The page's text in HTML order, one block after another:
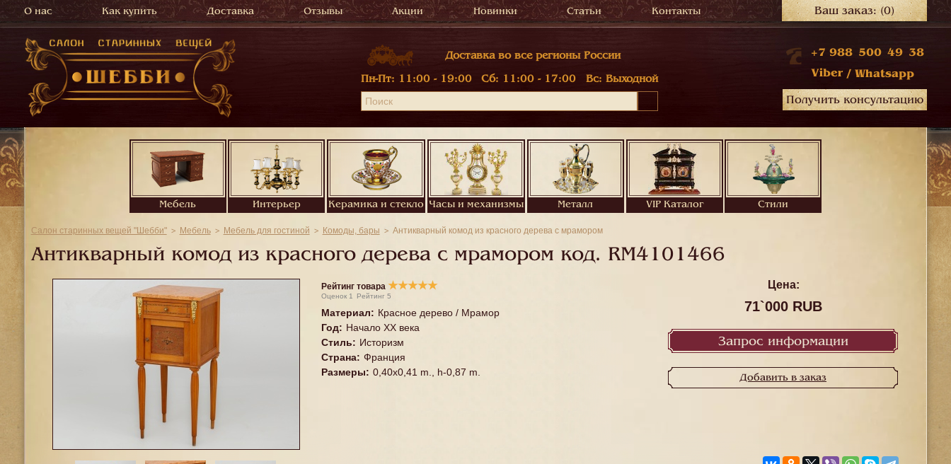
О нас Как купить Доставка Отзывы Акции Новинки Статьи Контакты Ваш заказ:(0)
Доставка во все регионы России
Пн-Пт: 11:00 - 19:00 Сб: 11:00 - 17:00 Вс: Выходной
+7 988 500 49 38
Viber / Whatsapp
Получить консультацию
Мебель Интерьер Керамика и стекло Часы и механизмы Металл VIP Каталог Стили
Салон старинных вещей "Шебби" Мебель Мебель для гостиной Комоды, бары Антикварный комод из красного дерева с мрамором
Антикварный комод из красного дерева с мрамором код. RM4101466
Рейтинг товара ★★★★★
Оценок 1 Рейтинг 5
Материал: Красное дерево / Мрамор
Год: Начало XX века
Стиль: Историзм
Страна: Франция
Размеры: 0,40x0,41 m., h-0,87 m.
Цена:
71`000 RUB
Запрос информации
Добавить в заказ